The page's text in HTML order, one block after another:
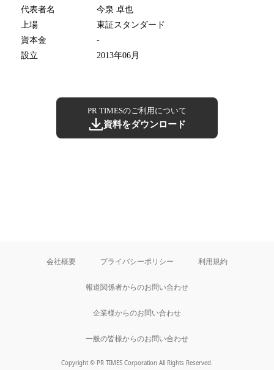
代表者名
今泉 卓也
上場
東証スタンダード
資本金
-
設立
2013年06月
PR TIMESのご利用について
資料をダウンロード
会社概要 プライバシーポリシー 利用規約
報道関係者からのお問い合わせ
企業様からのお問い合わせ
一般の皆様からのお問い合わせ
Copyright © PR TIMES Corporation All Rights Reserved.